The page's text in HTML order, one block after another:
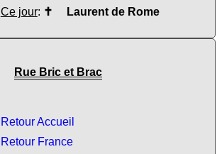
Ce jour: ✝ Laurent de Rome
Rue Bric et Brac
Retour Accueil
Retour France